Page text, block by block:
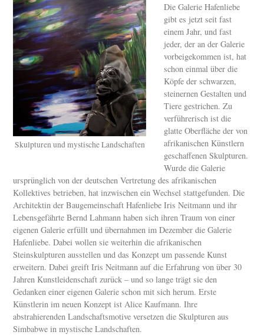
Skulpturen und mystische Landschaften
Die Galerie Hafenliebe
gibt es jetzt seit fast
einem Jahr, und fast
jeder, der an der Galerie
vorbeigekommen ist, hat
schon einmal über die
Köpfe der schwarzen,
steinernen Gestalten und
Tiere gestrichen. Zu
verführerisch ist die
glatte Oberfläche der von
afrikanischen Künstlern
geschaffenen Skulpturen.
Wurde die Galerie
ursprünglich von der deutschen Vertretung des afrikanischen
Kollektives betrieben, hat inzwischen ein Wechsel stattgefunden. Die
Architektin der Baugemeinschaft Hafenliebe Iris Neitmann und ihr
Lebensgefährte Bernd Lahmann haben sich ihren Traum von einer
eigenen Galerie erfüllt und übernahmen im Dezember die Galerie
Hafenliebe. Dabei wollen sie weiterhin die afrikanischen
Steinskulpturen ausstellen und das Konzept um passende Kunst
erweitern. Dabei greift Iris Neitmann auf die Erfahrung von über 30
Jahren Kunstleidenschaft zurück – und so lange trägt sie den
Gedanken einer eigenen Galerie schon mit sich herum. Erste
Künstlerin im neuen Konzept ist Alice Kaufmann. Ihre
abstrahierenden Landschaftsmotive versetzen die Skulpturen aus
Simbabwe in mystische Landschaften.